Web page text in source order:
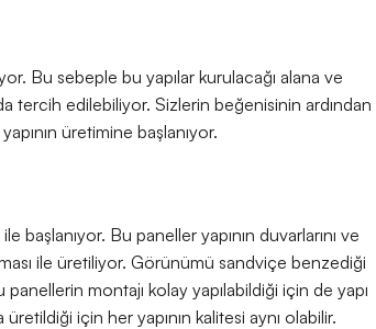
Bu sebeple bu yapılar kurulacağı alana ve
tercih edilebiliyor. Sizlerin beğenisinin ardından
üretimine başlanıyor.
başlanıyor. Bu paneller yapının duvarlarını ve
ile üretiliyor. Görünümü sandviçe benzediği
panellerin montajı kolay yapılabildiği için de yapı
için her yapının kalitesi aynı olabilir.